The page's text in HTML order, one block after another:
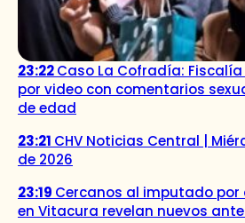
23:22Caso La Cofradía:
por video con comentarios
de edad
23:21 CHV Noticias Central |
de 2026
23:19 Cercanos al imputado por
en Vitacura revelan nuevos